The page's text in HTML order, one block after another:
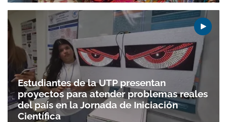
Estudiantes de la UTP presentan
proyectos para atender problemas reales
del país en la Jornada de Iniciación
Científica